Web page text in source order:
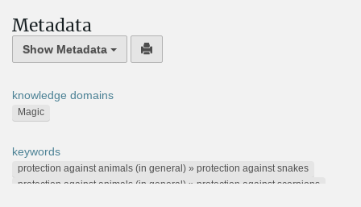
Metadata
Show Metadata
knowledge domains
Magic
keywords
protection against animals (in general) » protection against snakes
protection against animals (in general) » protection against scorpions